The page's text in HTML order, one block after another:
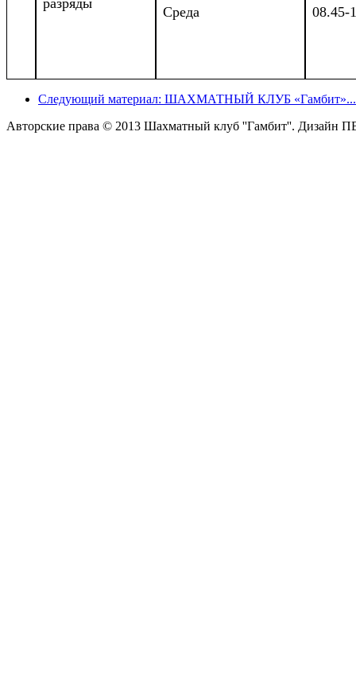
Среда 08.45-
Следующий материал: ШАХМАТНЫЙ КЛУБ «Гамбит»...
Авторские права © 2013 Шахматный клуб ''Гамбит''. Дизайн